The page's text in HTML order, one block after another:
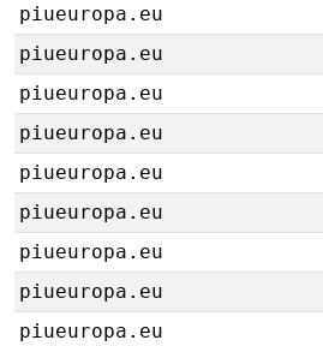
piueuropa.eu
piueuropa.eu
piueuropa.eu
piueuropa.eu
piueuropa.eu
piueuropa.eu
piueuropa.eu
piueuropa.eu
piueuropa.eu